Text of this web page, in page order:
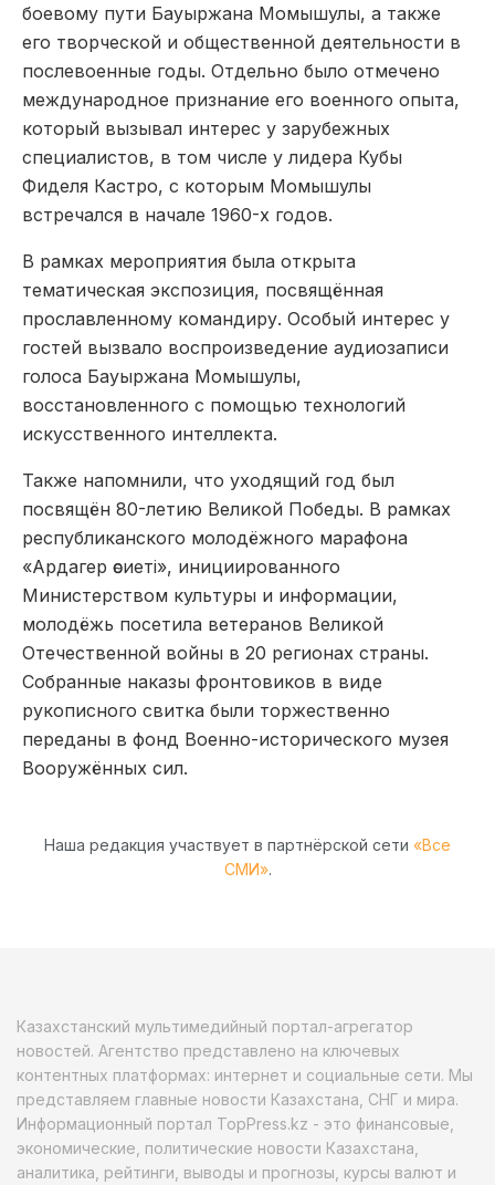
боевому пути Бауыржана Момышулы, а также
его творческой и общественной деятельности в
послевоенные годы. Отдельно было отмечено
международное признание его военного опыта,
который вызывал интерес у зарубежных
специалистов, в том числе у лидера Кубы
Фиделя Кастро, с которым Момышулы
встречался в начале 1960-х годов.
В рамках мероприятия была открыта
тематическая экспозиция, посвящённая
прославленному командиру. Особый интерес у
гостей вызвало воспроизведение аудиозаписи
голоса Бауыржана Момышулы,
восстановленного с помощью технологий
искусственного интеллекта.
Также напомнили, что уходящий год был
посвящён 80-летию Великой Победы. В рамках
республиканского молодёжного марафона
«Ардагер өсиеті», инициированного
Министерством культуры и информации,
молодёжь посетила ветеранов Великой
Отечественной войны в 20 регионах страны.
Собранные наказы фронтовиков в виде
рукописного свитка были торжественно
переданы в фонд Военно-исторического музея
Вооружённых сил.
Наша редакция участвует в партнёрской сети «Все
СМИ».
Казахстанский мультимедийный портал-агрегатор
новостей. Агентство представлено на ключевых
контентных платформах: интернет и социальные сети. Мы
представляем главные новости Казахстана, СНГ и мира.
Информационный портал TopPress.kz - это финансовые,
экономические, политические новости Казахстана,
аналитика, рейтинги, выводы и прогнозы, курсы валют и